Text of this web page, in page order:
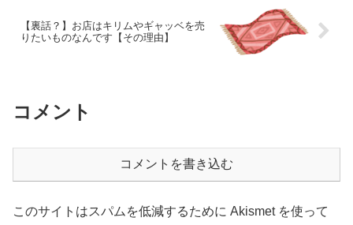
【裏話？】お店はキリムやギャッベを売
りたいものなんです【その理由】
コメント
コメントを書き込む
このサイトはスパムを低減するために Akismet を使って